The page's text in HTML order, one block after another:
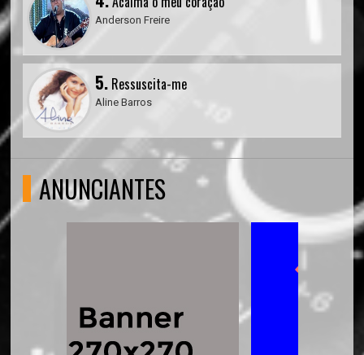
Anderson Freire
5. Ressuscita-me
Aline Barros
ANUNCIANTES